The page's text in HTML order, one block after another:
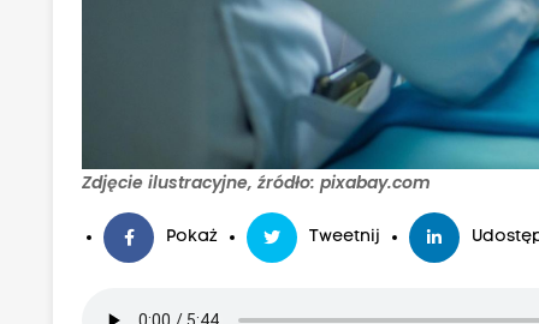
Zdjęcie ilustracyjne, źródło: pixabay.com
Pokaż Tweetnij